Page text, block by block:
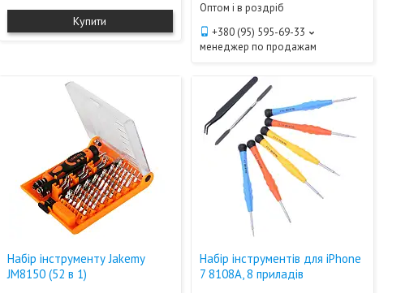
Купити
Оптом і в роздріб
+380 (95) 595-69-33
менеджер по продажам
Набір інструменту Jakemy
JM8150 (52 в 1)
Набір інструментів для iPhone
7 8108A, 8 приладів